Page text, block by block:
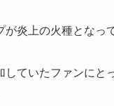
が炎上の火種となっ
していたファンにと